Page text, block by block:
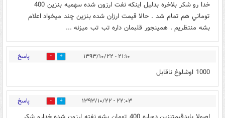
خدا رو شكر بلاخره بدليل اينكه نفت ارزون شده سهميه بنزين 400
توماني هم تمام شد . حالا قيمت ارزان شده بنزين چند ميخواد اعلام
بشه منتظريم . همينجور قلبمان داره تب تب ميزنه ...
۲۱:۱۰ - ۱۳۹۳/۱۰/۲۲ 0 پاسخ
1000 اوشلوغ ناقابل
۲۲:۰۳ - ۱۳۹۳/۱۰/۲۲ 0 پاسخ